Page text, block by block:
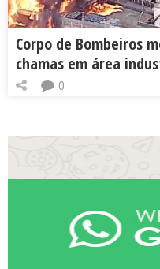
Corpo de Bombeiros
chamas em área
0